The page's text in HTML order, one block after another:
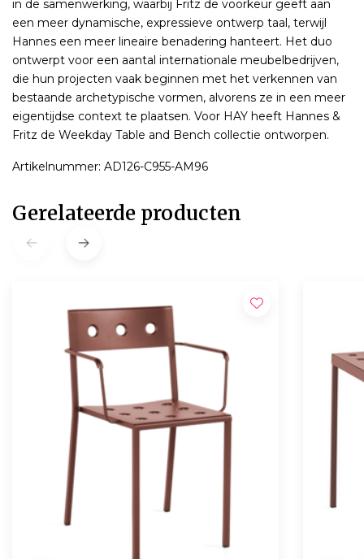
in de samenwerking, waarbij Fritz de voorkeur geeft aan
een meer dynamische, expressieve ontwerp taal, terwijl
Hannes een meer lineaire benadering hanteert. Het duo
ontwerpt voor een aantal internationale meubelbedrijven,
die hun projecten vaak beginnen met het verkennen van
bestaande archetypische vormen, alvorens ze in een meer
eigentijdse context te plaatsen. Voor HAY heeft Hannes &
Fritz de Weekday Table and Bench collectie ontworpen.
Artikelnummer: AD126-C955-AM96
Gerelateerde producten